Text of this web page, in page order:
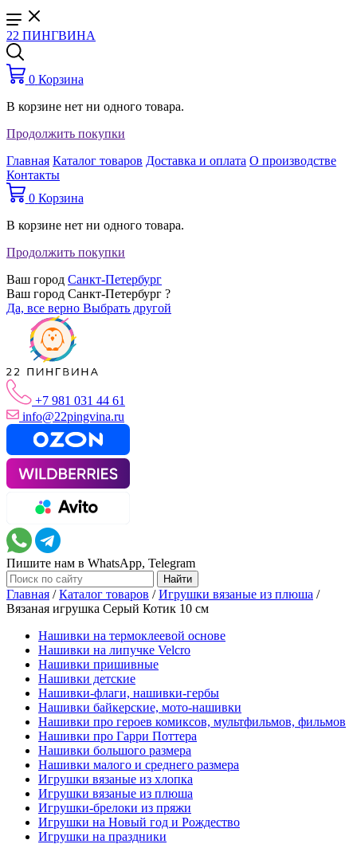
22 ПИНГВИНА
0 Корзина
В корзине нет ни одного товара.
Продолжить покупки
Главная Каталог товаров Доставка и оплата О производстве
Контакты
0 Корзина
В корзине нет ни одного товара.
Продолжить покупки
Ваш город Санкт-Петербург
Ваш город Санкт-Петербург ?
Да, все верно Выбрать другой
+7 981 031 44 61
info@22pingvina.ru
Пишите нам в WhatsApp, Telegram
Главная /Каталог товаров /Игрушки вязаные из плюша /
Вязаная игрушка Серый Котик 10 см
Нашивки на термоклеевой основе
Нашивки на липучке Velcro
Нашивки пришивные
Нашивки детские
Нашивки-флаги, нашивки-гербы
Нашивки байкерские, мото-нашивки
Нашивки про героев комиксов, мультфильмов, фильмов
Нашивки про Гарри Поттера
Нашивки большого размера
Нашивки малого и среднего размера
Игрушки вязаные из хлопка
Игрушки вязаные из плюша
Игрушки-брелоки из пряжи
Игрушки на Новый год и Рождество
Игрушки на праздники